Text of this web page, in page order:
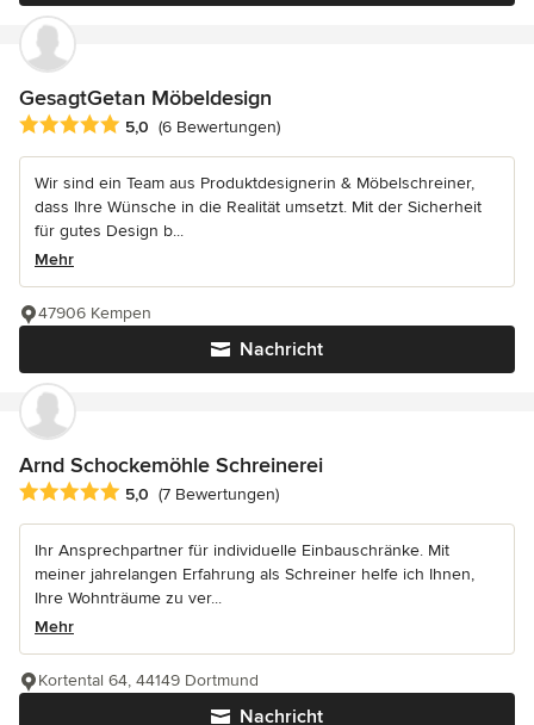
GesagtGetan Möbeldesign
Durchschnittliche Bewertung: 5 von 5 Sternen
5,0 (6 Bewertungen)
Wir sind ein Team aus Produktdesignerin & Möbelschreiner,
dass Ihre Wünsche in die Realität umsetzt. Mit der Sicherheit
für gutes Design b...
Mehr
Nachricht
47906 Kempen
Arnd Schockemöhle Schreinerei
Durchschnittliche Bewertung: 5 von 5 Sternen
5,0 (7 Bewertungen)
Ihr Ansprechpartner für individuelle Einbauschränke. Mit
meiner jahrelangen Erfahrung als Schreiner helfe ich Ihnen,
Ihre Wohnträume zu ver...
Mehr
Nachricht
Kortental 64, 44149 Dortmund